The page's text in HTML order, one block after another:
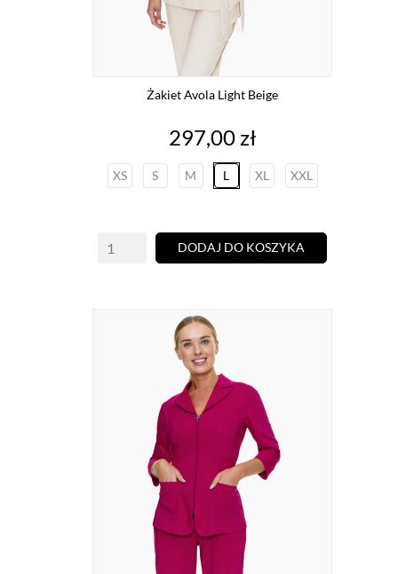
Żakiet Avola Light Beige
Cena
297,00 zł
XS S M L XL XXL
DODAJ DO KOSZYKA